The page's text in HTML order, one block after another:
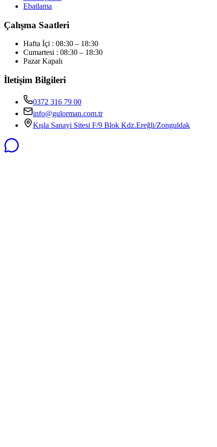
Ebatlama
Çalışma Saatleri
Hafta İçi : 08:30 – 18:30
Cumartesi : 08:30 – 18:30
Pazar Kapalı
İletişim Bilgileri
0372 316 79 00
info@gulorman.com.tr
Kışla Sanayi Sitesi F/9 Blok Kdz.Ereğli/Zonguldak